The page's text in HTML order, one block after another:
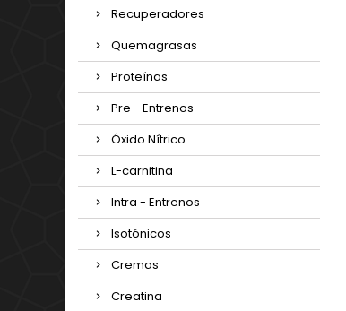
Recuperadores
Quemagrasas
Proteínas
Pre - Entrenos
Óxido Nítrico
L-carnitina
Intra - Entrenos
Isotónicos
Cremas
Creatina